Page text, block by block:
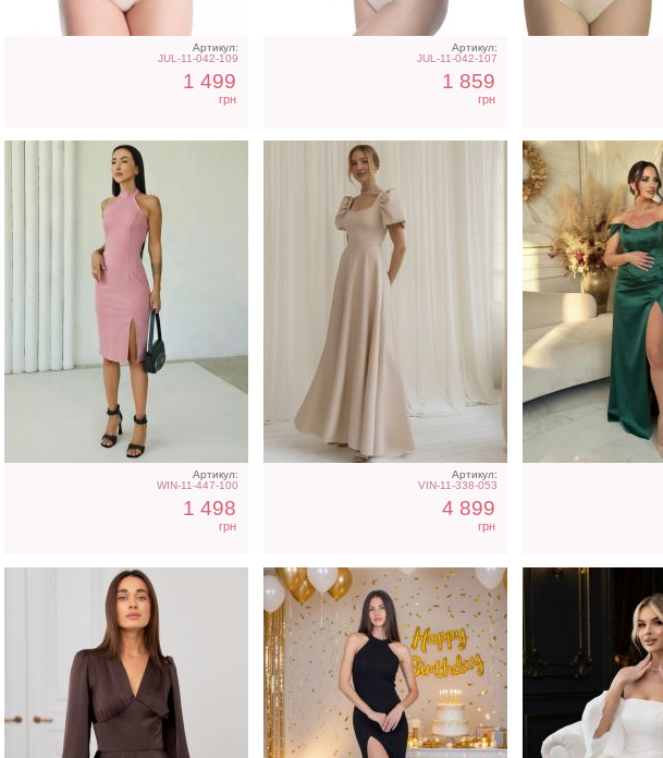
Артикул:
JUL-11-042-109
1 499
грн
Артикул:
JUL-11-042-107
1 859
грн
Артикул:
WIN-11-447-100
1 498
грн
Артикул:
VIN-11-338-053
4 899
грн
Коктейльное короткое
платье-шорты
шоколадного цвета
Облегающее вечернее
платье черного цвета с
открытой спиной
Фатиновое
платье с